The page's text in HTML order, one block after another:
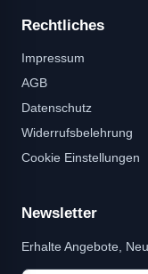
Rechtliches
Impressum
AGB
Datenschutz
Widerrufsbelehrung
Cookie Einstellungen
Newsletter
Erhalte Angebote,